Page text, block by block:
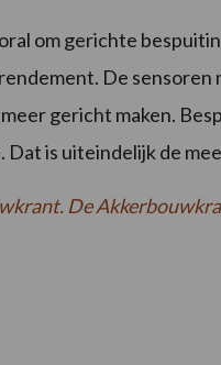
om gerichte
De sensoren
gericht maken.
is uiteindelijk de
De